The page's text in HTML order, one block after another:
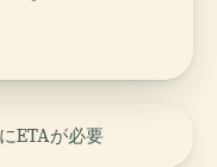
ETAが必要